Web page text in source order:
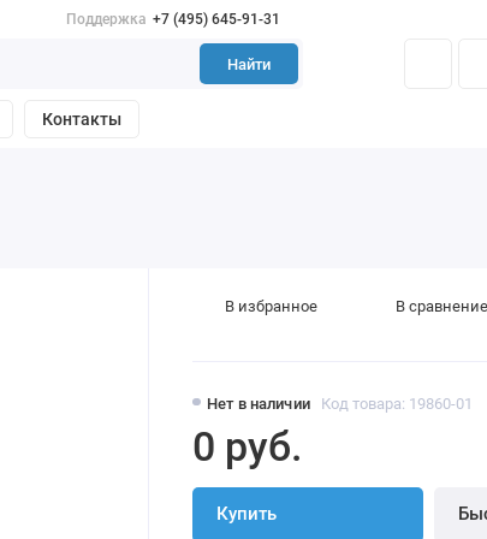
Поддержка +7 (495) 645-91-31
Найти
Контакты
Нет в наличии Код товара: 19860-01
0 руб.
Купить
В избранное В сравнение